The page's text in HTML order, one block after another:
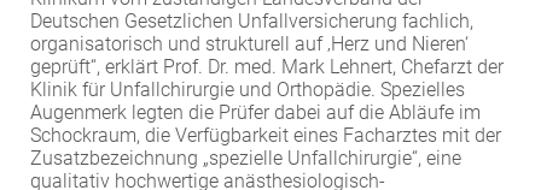
Deutschen Gesetzlichen Unfallversicherung fachlich,
organisatorisch und strukturell auf ‚Herz und Nieren‘
geprüft“, erklärt Prof. Dr. med. Mark Lehnert, Chefarzt der
Klinik für Unfallchirurgie und Orthopädie. Spezielles
Augenmerk legten die Prüfer dabei auf die Abläufe im
Schockraum, die Verfügbarkeit eines Facharztes mit der
Zusatzbezeichnung „spezielle Unfallchirurgie“, eine
qualitativ hochwertige anästhesiologisch-
Vimeo